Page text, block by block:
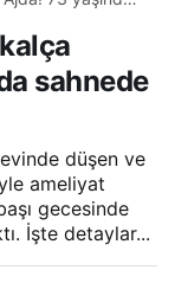
sahnede
sahnede
düşen ve
ameliyat
gecesinde
İşte detaylar...